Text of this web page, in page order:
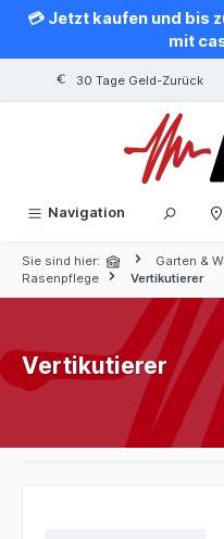
springen
💳 Jetzt kaufen und bis
mit
30 Tage Geld-Zurück
Navigation
Sie sind hier: Garten &
Rasenpflege
Vertikutierer
Vertikutierer